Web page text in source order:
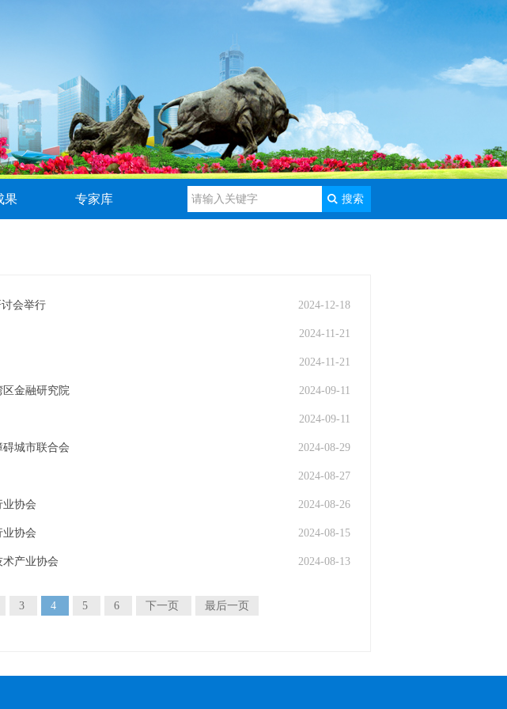
果 专家库 搜索
2024-12-18
会举行
2024-11-21
2024-11-21
2024-09-11
金融研究院
2024-09-11
2024-08-29
城市联合会
2024-08-27
2024-08-26
协会
2024-08-15
协会
2024-08-13
产业协会
3 4 5 6 下一页 最后一页